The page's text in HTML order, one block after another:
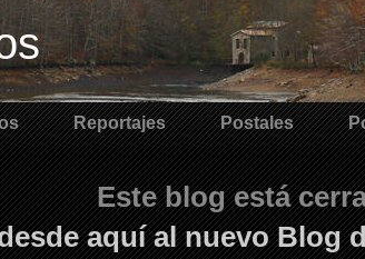
Reportajes Postales
Este blog está
aquí al nuevo Blog